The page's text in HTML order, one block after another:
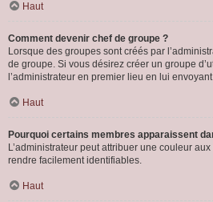
Haut
Comment devenir chef de groupe ?
Lorsque des groupes sont créés par
de groupe. Si vous désirez créer un groupe
l’administrateur en premier lieu en lui
Haut
Pourquoi certains membres apparaissent
L’administrateur peut attribuer une couleur
rendre facilement identifiables.
Haut